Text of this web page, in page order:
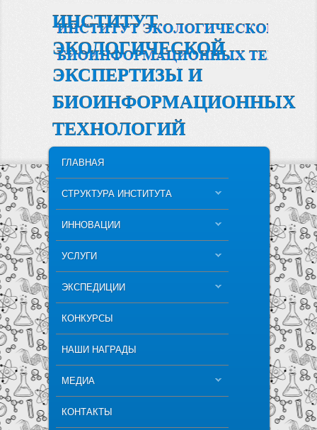
ИНСТИТУТ
ЭКОЛОГИЧЕСКОЙ
ЭКСПЕРТИЗЫ И
БИОИНФОРМАЦИОННЫХ
ТЕХНОЛОГИЙ
SKIP TO PRIMARY CONTENT
SKIP TO SECONDARY CONTENT
ГЛАВНАЯ
СТРУКТУРА ИНСТИТУТА
ИННОВАЦИИ
УСЛУГИ
ЭКСПЕДИЦИИ
КОНКУРСЫ
НАШИ НАГРАДЫ
МЕДИА
КОНТАКТЫ